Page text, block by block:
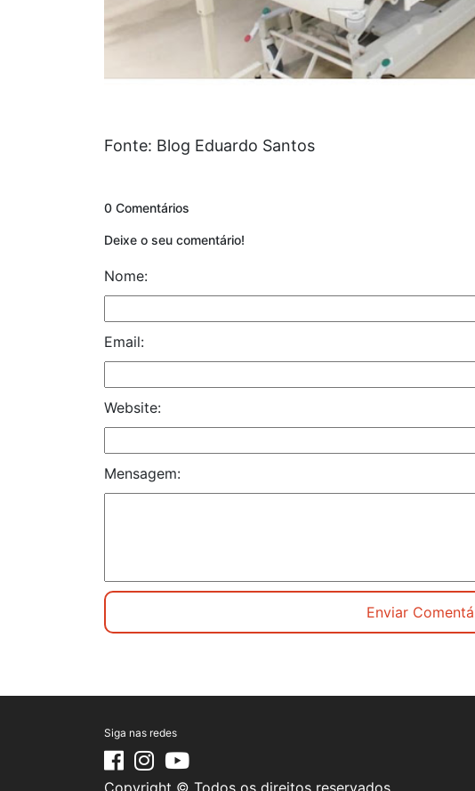
Fonte: Blog Eduardo Santos
0 Comentários
Deixe o seu comentário!
Nome:
Email:
Website:
Mensagem:
Siga nas redes
Copyright © Todos os direitos reservados